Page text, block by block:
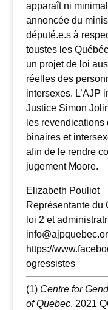
apparaît ni
annoncée du
député.e.s à
toustes les
un projet de loi
réelles des
intersexes. L’AJP
Justice Simon
les
binaires et
afin de le rendre
jugement Moore.
Elizabeth Pouliot
Représentante du
loi 2 et
https://
ogressistes
(1) Centre for
of Quebec, 2021